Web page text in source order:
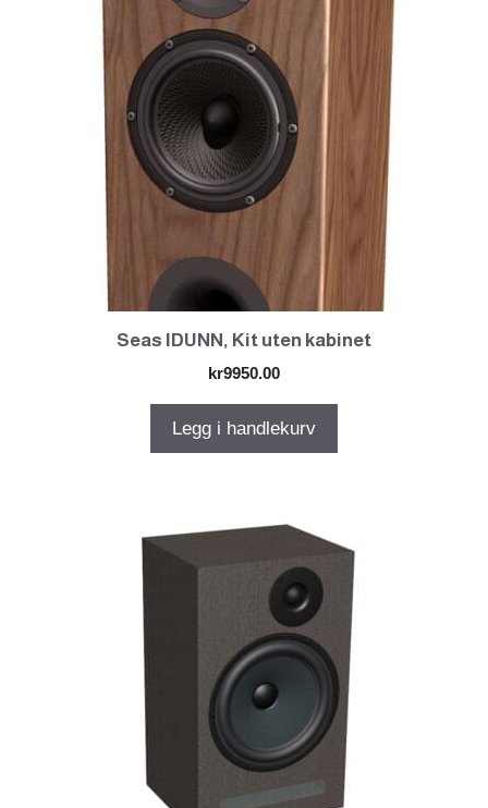
Seas IDUNN, Kit uten kabinet
kr9950.00
Legg i handlekurv